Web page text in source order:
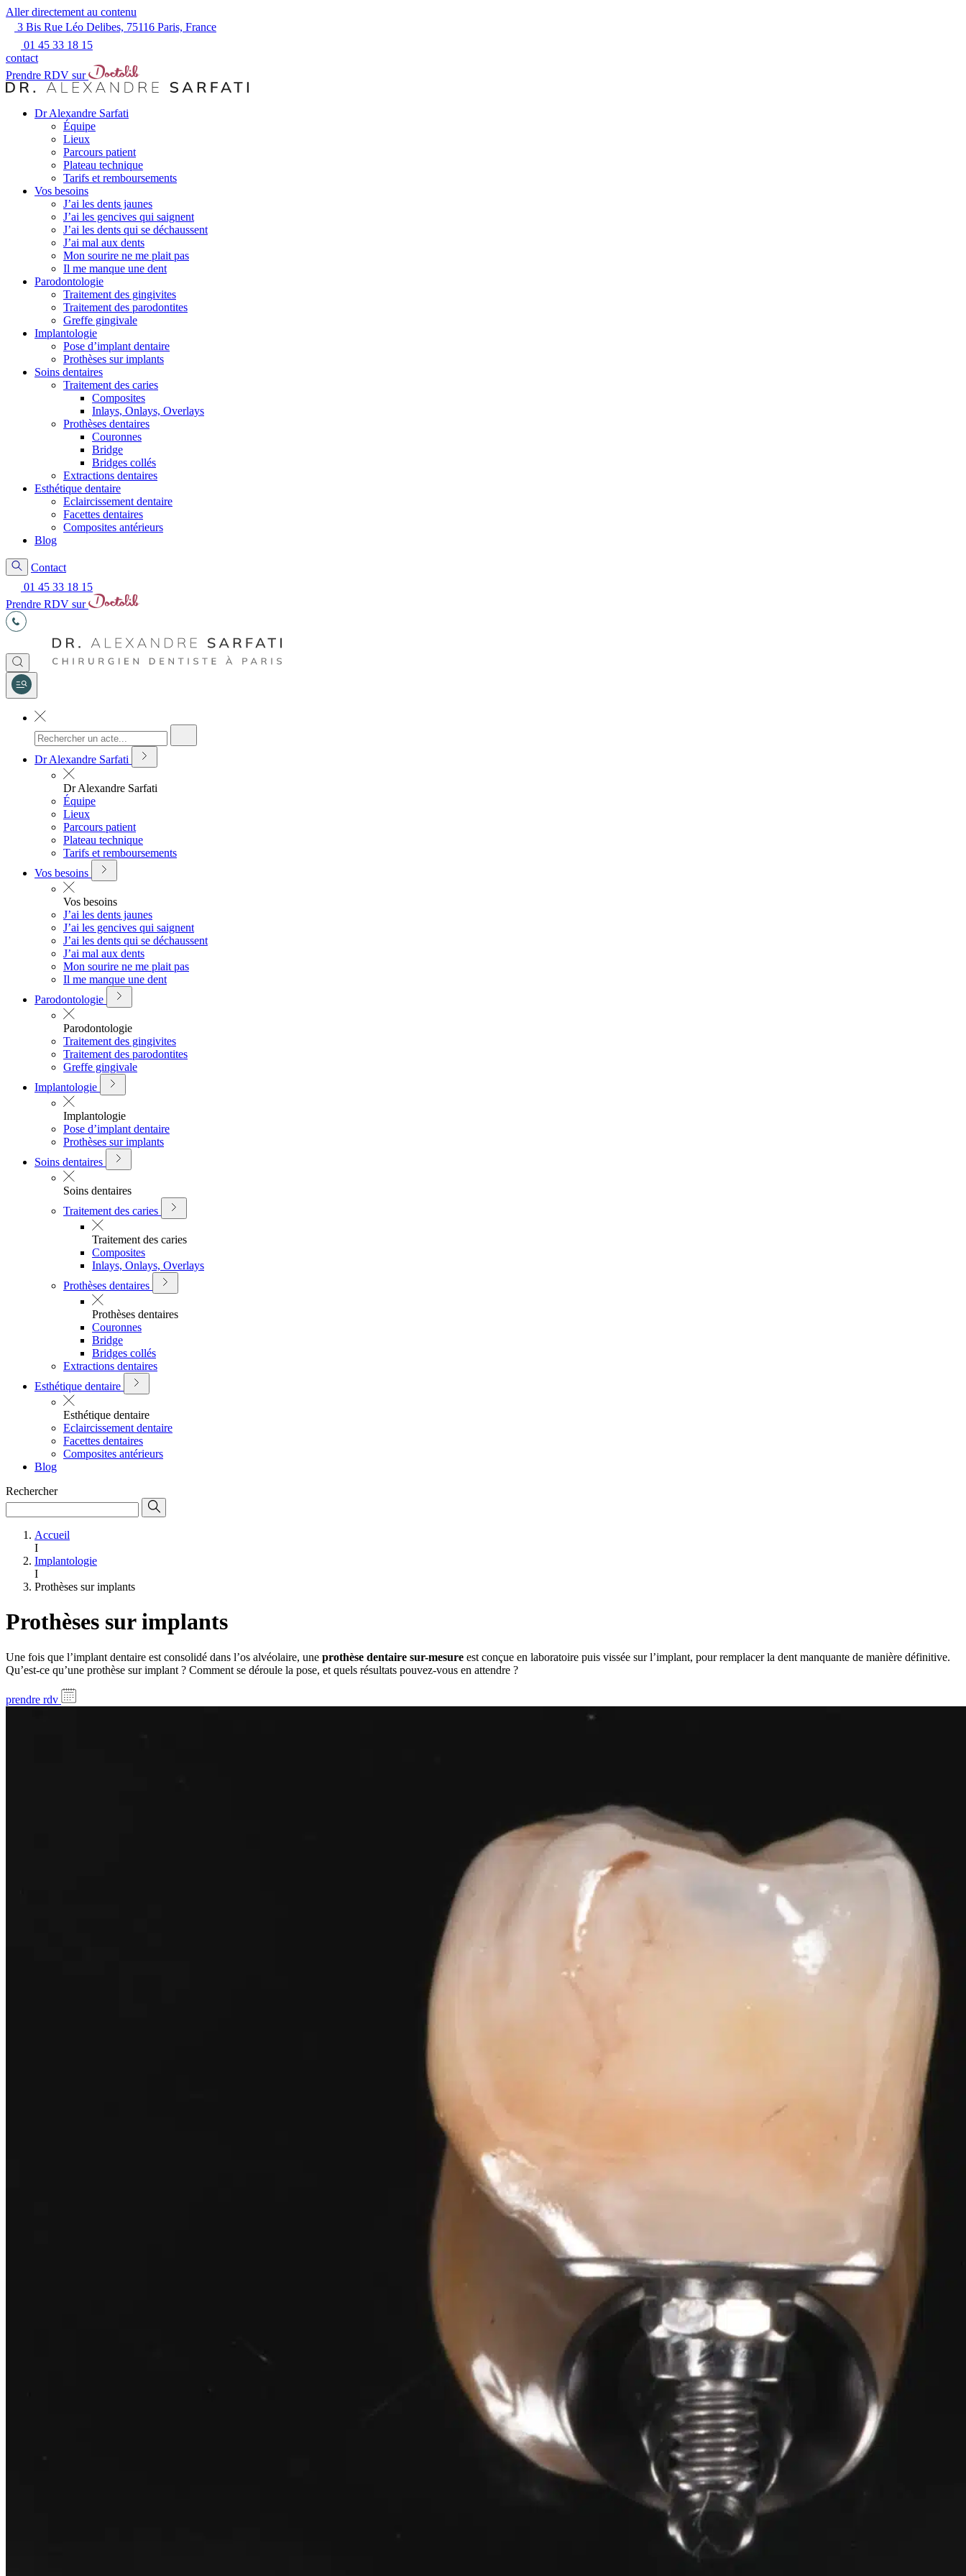
Aller directement au contenu
3 Bis Rue Léo Delibes, 75116 Paris, France
01 45 33 18 15
contact
Prendre RDV sur
Dr Alexandre Sarfati
Équipe
Lieux
Parcours patient
Plateau technique
Tarifs et remboursements
Vos besoins
J’ai les dents jaunes
J’ai les gencives qui saignent
J’ai les dents qui se déchaussent
J’ai mal aux dents
Mon sourire ne me plait pas
Il me manque une dent
Parodontologie
Traitement des gingivites
Traitement des parodontites
Greffe gingivale
Implantologie
Pose d’implant dentaire
Prothèses sur implants
Soins dentaires
Traitement des caries
Composites
Inlays, Onlays, Overlays
Prothèses dentaires
Couronnes
Bridge
Bridges collés
Extractions dentaires
Esthétique dentaire
Eclaircissement dentaire
Facettes dentaires
Composites antérieurs
Blog
Contact
01 45 33 18 15
Prendre RDV sur
Dr Alexandre Sarfati
Dr Alexandre Sarfati
Équipe
Lieux
Parcours patient
Plateau technique
Tarifs et remboursements
Vos besoins
Vos besoins
J’ai les dents jaunes
J’ai les gencives qui saignent
J’ai les dents qui se déchaussent
J’ai mal aux dents
Mon sourire ne me plait pas
Il me manque une dent
Parodontologie
Parodontologie
Traitement des gingivites
Traitement des parodontites
Greffe gingivale
Implantologie
Implantologie
Pose d’implant dentaire
Prothèses sur implants
Soins dentaires
Soins dentaires
Traitement des caries
Traitement des caries
Composites
Inlays, Onlays, Overlays
Prothèses dentaires
Prothèses dentaires
Couronnes
Bridge
Bridges collés
Extractions dentaires
Esthétique dentaire
Esthétique dentaire
Eclaircissement dentaire
Facettes dentaires
Composites antérieurs
Blog
Rechercher
Accueil
I
Implantologie
I
Prothèses sur implants
Prothèses sur implants
Une fois que l’implant dentaire est consolidé dans l’os alvéolaire, une prothèse dentaire sur-mesure est conçue en laboratoire puis vissée sur l’implant, pour remplacer la dent manquante de manière définitive.
Qu’est-ce qu’une prothèse sur implant ? Comment se déroule la pose, et quels résultats pouvez-vous en attendre ?
prendre rdv